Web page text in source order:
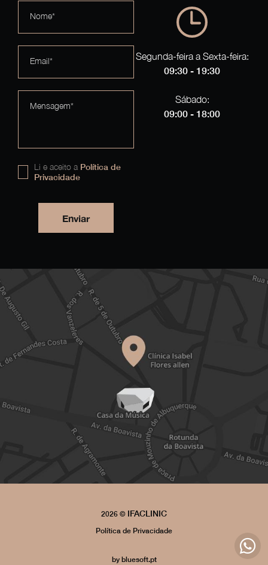
Nome*
Email*
Mensagem*
Li e aceito a Política de
Privacidade
Enviar
Segunda-feira a Sexta-feira:
09:30 - 19:30
Sábado:
09:00 - 18:00
2026 © IFACLINIC
Política de Privacidade
by bluesoft.pt